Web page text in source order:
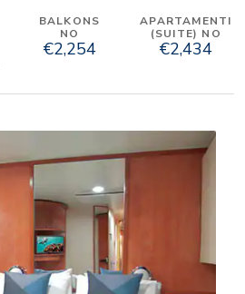
BALKONS
NO
€2,254
APARTAMENTI
(SUITE) NO
€2,434